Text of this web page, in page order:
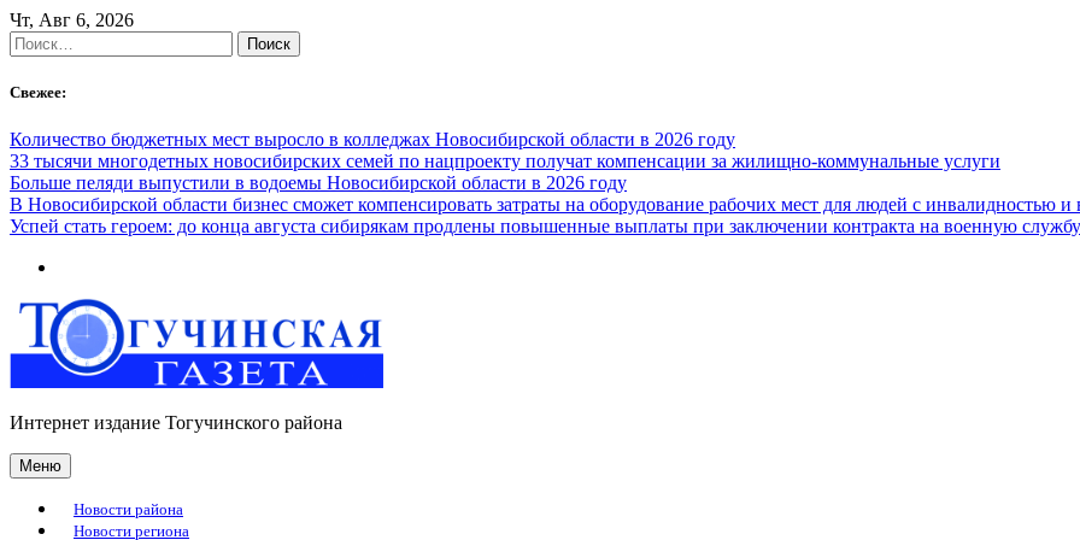
Skip
to
content
Чт, Авг 6, 2026
Найти:
Свежее:
Количество бюджетных мест выросло в колледжах Новосибирской области в 2026 году
33 тысячи многодетных новосибирских семей по нацпроекту получат компенсации за жилищно-коммунальные услуги
Больше пеляди выпустили в водоемы Новосибирской области в 2026 году
В Новосибирской области бизнес сможет компенсировать затраты на оборудование рабочих мест для людей с инвалидностью
Успей стать героем: до конца августа сибирякам продлены повышенные выплаты при заключении контракта на военную службу
Интернет издание Тогучинского района
Меню
Новости района
Новости региона